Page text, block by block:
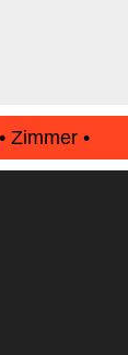
Zimmer •